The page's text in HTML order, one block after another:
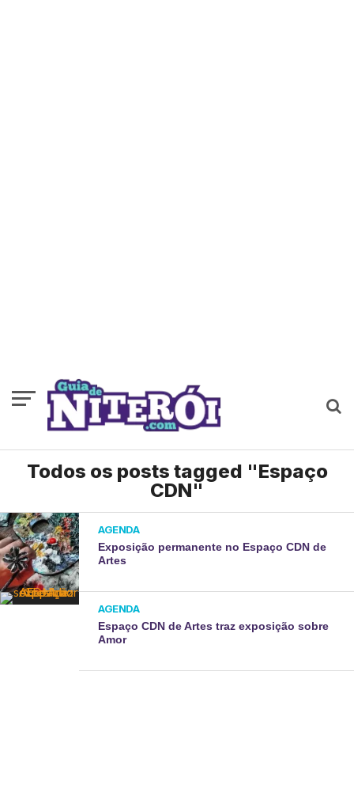
Todos os posts tagged "Espaço
CDN"
AGENDA
Exposição permanente no Espaço CDN de
Artes
AGENDA
Espaço CDN de Artes traz exposição sobre
Amor